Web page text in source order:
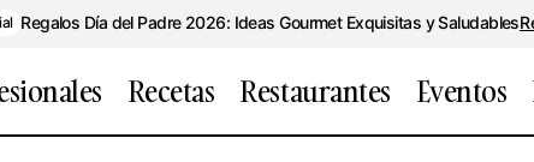
Regalos Día del Padre 2026: Ideas Gourmet Exquisitas y Saludables
Recetas Restaurantes Eventos